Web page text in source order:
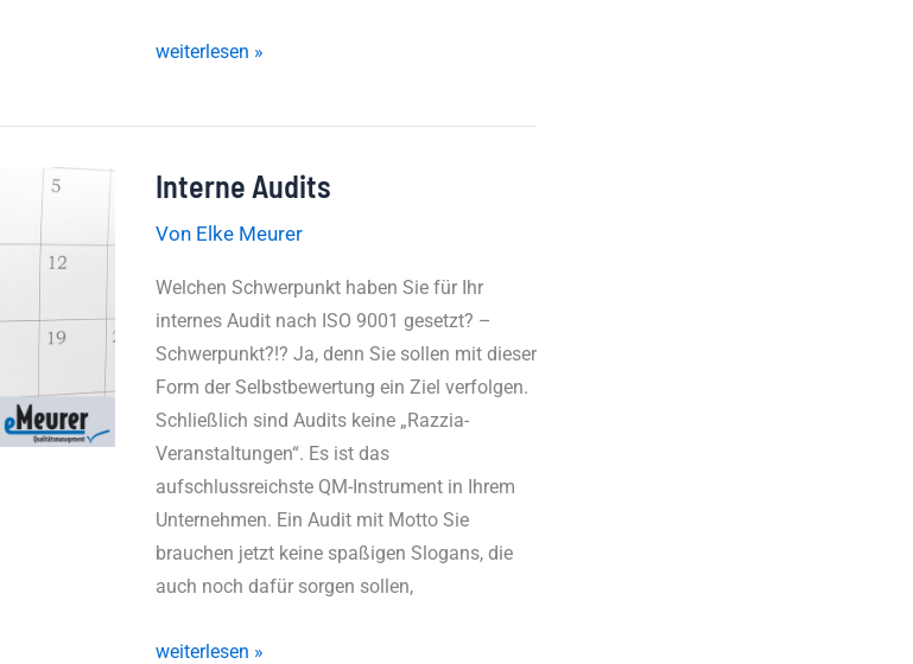
weiterlesen »
Interne Audits
Von Elke Meurer
Welchen Schwerpunkt haben Sie für Ihr
internes Audit nach ISO 9001 gesetzt? –
Schwerpunkt?!? Ja, denn Sie sollen mit dieser
Form der Selbstbewertung ein Ziel verfolgen.
Schließlich sind Audits keine „Razzia-
Veranstaltungen“. Es ist das
aufschlussreichste QM-Instrument in Ihrem
Unternehmen. Ein Audit mit Motto Sie
brauchen jetzt keine spaßigen Slogans, die
auch noch dafür sorgen sollen,
Interne
weiterlesen »